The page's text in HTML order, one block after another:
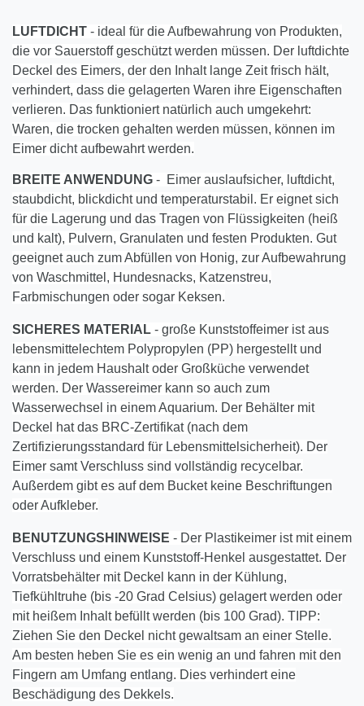
LUFTDICHT - ideal für die Aufbewahrung von Produkten,
die vor Sauerstoff geschützt werden müssen. Der luftdichte
Deckel des Eimers, der den Inhalt lange Zeit frisch hält,
verhindert, dass die gelagerten Waren ihre Eigenschaften
verlieren. Das funktioniert natürlich auch umgekehrt:
Waren, die trocken gehalten werden müssen, können im
Eimer dicht aufbewahrt werden.
BREITE ANWENDUNG - Eimer auslaufsicher, luftdicht,
staubdicht, blickdicht und temperaturstabil. Er eignet sich
für die Lagerung und das Tragen von Flüssigkeiten (heiß
und kalt), Pulvern, Granulaten und festen Produkten. Gut
geeignet auch zum Abfüllen von Honig, zur Aufbewahrung
von Waschmittel, Hundesnacks, Katzenstreu,
Farbmischungen oder sogar Keksen.
SICHERES MATERIAL - große Kunststoffeimer ist aus
lebensmittelechtem Polypropylen (PP) hergestellt und
kann in jedem Haushalt oder Großküche verwendet
werden. Der Wassereimer kann so auch zum
Wasserwechsel in einem Aquarium. Der Behälter mit
Deckel hat das BRC-Zertifikat (nach dem
Zertifizierungsstandard für Lebensmittelsicherheit). Der
Eimer samt Verschluss sind vollständig recycelbar.
Außerdem gibt es auf dem Bucket keine Beschriftungen
oder Aufkleber.
BENUTZUNGSHINWEISE - Der Plastikeimer ist mit einem
Verschluss und einem Kunststoff-Henkel ausgestattet. Der
Vorratsbehälter mit Deckel kann in der Kühlung,
Tiefkühltruhe (bis -20 Grad Celsius) gelagert werden oder
mit heißem Inhalt befüllt werden (bis 100 Grad). TIPP:
Ziehen Sie den Deckel nicht gewaltsam an einer Stelle.
Am besten heben Sie es ein wenig an und fahren mit den
Fingern am Umfang entlang. Dies verhindert eine
Beschädigung des Dekkels.